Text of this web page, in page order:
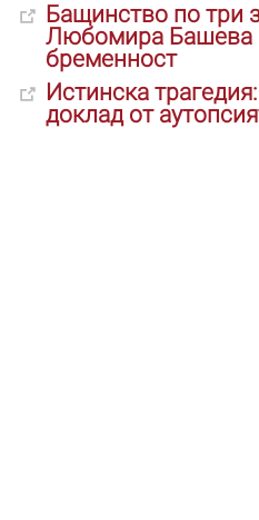
Бащинство по три
Любомира Башева
бременност
Истинска
доклад от